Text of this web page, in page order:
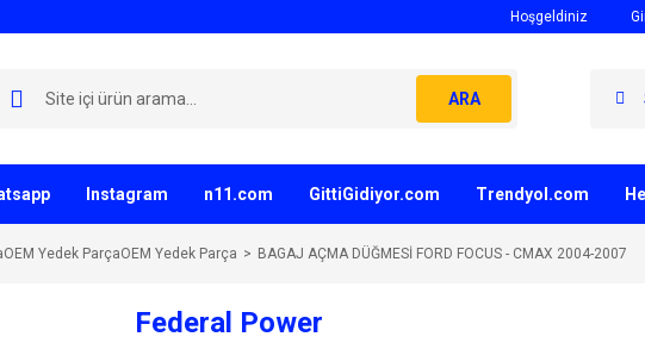
Hoşgeldiniz
ARA
Instagram n11.com GittiGidiyor.com Trendyol.com
Yedek ParçaOEM Yedek Parça BAGAJ AÇMA DÜĞMESİ FORD FOCUS - CMAX 2004-2007
Federal Power